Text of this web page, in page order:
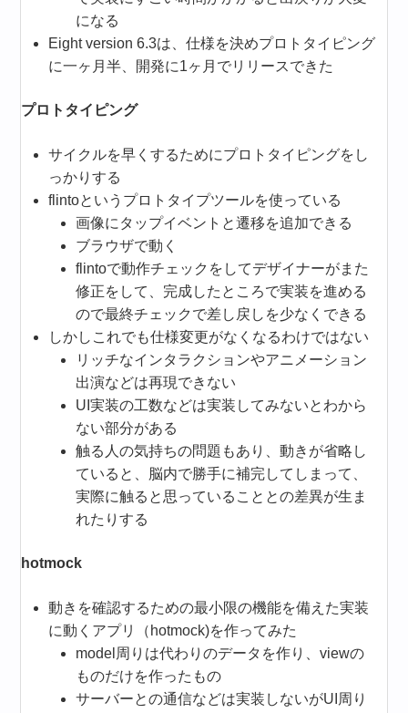
になる
Eight version 6.3は、仕様を決めプロトタイピング
に一ヶ月半、開発に1ヶ月でリリースできた
プロトタイピング
サイクルを早くするためにプロトタイピングをし
っかりする
flintoというプロトタイプツールを使っている
画像にタップイベントと遷移を追加できる
ブラウザで動く
flintoで動作チェックをしてデザイナーがまた
修正をして、完成したところで実装を進める
ので最終チェックで差し戻しを少なくできる
しかしこれでも仕様変更がなくなるわけではない
リッチなインタラクションやアニメーション
出演などは再現できない
UI実装の工数などは実装してみないとわから
ない部分がある
触る人の気持ちの問題もあり、動きが省略し
ていると、脳内で勝手に補完してしまって、
実際に触ると思っていることとの差異が生ま
れたりする
hotmock
動きを確認するための最小限の機能を備えた実装
に動くアプリ（hotmock)を作ってみた
model周りは代わりのデータを作り、viewの
ものだけを作ったもの
サーバーとの通信などは実装しないがUI周り